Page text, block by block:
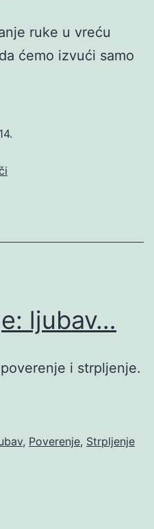
ruke u vreću
ćemo izvući samo
ljubav…
i strpljenje.
, Poverenje, Strpljenje